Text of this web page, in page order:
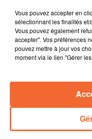
Objectif : réaliser 500
et même journée.
L'association Vents
marche et VTT
les 2, 9 et 16 avril
Vous pouvez accepter en
sélectionnant les finalités
Vous pouvez également
accepter". Vos préférences
pouvez mettre à jour vos
moment via le lien "Gérer